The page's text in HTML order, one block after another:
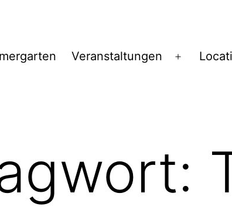
Veranstaltungen
Menü